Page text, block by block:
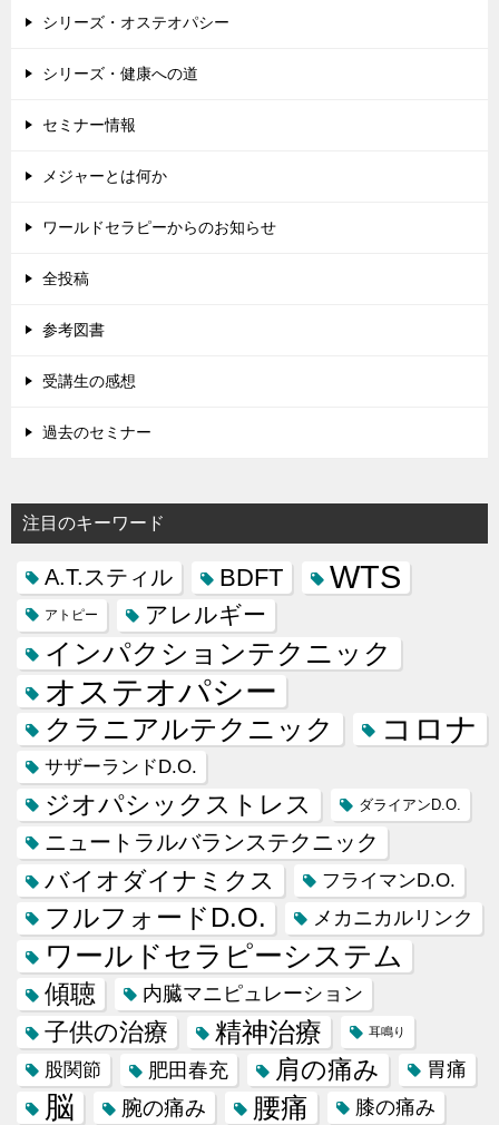
シリーズ・オステオパシー
シリーズ・健康への道
セミナー情報
メジャーとは何か
ワールドセラピーからのお知らせ
全投稿
参考図書
受講生の感想
過去のセミナー
注目のキーワード
A.T.スティル BDFT WTS
アトピー アレルギー
インパクションテクニック
オステオパシー
クラニアルテクニック コロナ
サザーランドD.O.
ジオパシックストレス ダライアンD.O.
ニュートラルバランステクニック
バイオダイナミクス フライマンD.O.
フルフォードD.O. メカニカルリンク
ワールドセラピーシステム
傾聴 内臓マニピュレーション
子供の治療 精神治療 耳鳴り
股関節 肥田春充 肩の痛み 胃痛
脳 腕の痛み 腰痛 膝の痛み